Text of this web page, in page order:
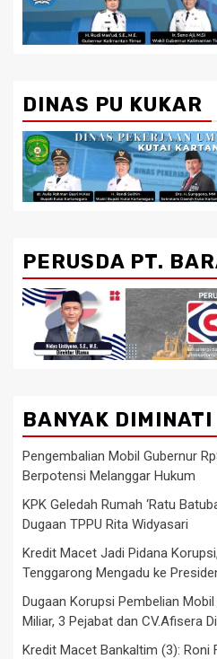
DINAS PU KUKAR
PERUSDA PT.
BANYAK DIMINATI
Pengembalian Mobil Gubernur
Berpotensi Melanggar Hukum
KPK Geledah Rumah ‘Ratu
Dugaan TPPU Rita Widyasari
Kredit Macet Jadi Pidana
Tenggarong Mengadu ke
Dugaan Korupsi Pembelian
Miliar, 3 Pejabat dan CV.Afisera
Kredit Macet Bankaltim (3): Roni